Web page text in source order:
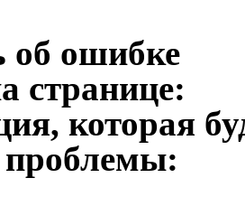
об ошибке
странице:
которая